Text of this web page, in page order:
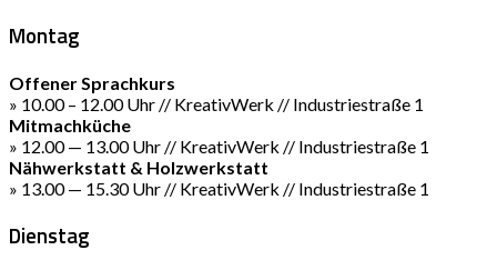
Montag
Offener Sprachkurs
» 10.00 – 12.00 Uhr // KreativWerk // Industriestraße 1
Mitmachküche
» 12.00 — 13.00 Uhr // KreativWerk // Industriestraße 1
Nähwerkstatt & Holzwerkstatt
» 13.00 — 15.30 Uhr // KreativWerk // Industriestraße 1
Dienstag